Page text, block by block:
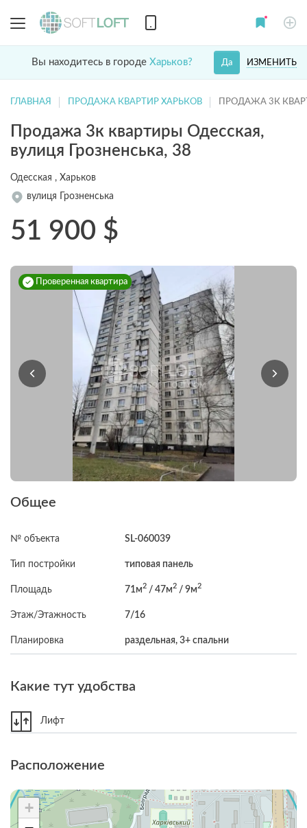
Вы находитесь в городе Харьков? ИЗМЕНИТЬ
Да
ГЛАВНАЯ ПРОДАЖА КВАРТИР ХАРЬКОВ ПРОДАЖА 3К
Продажа 3к квартиры Одесская,
вулиця Грозненська, 38
Одесская , Харьков
вулиця Грозненська
51 900 $
Проверенная квартира
Общее
№ объекта SL-060039
Тип постройки типовая панель
Площадь 71м2 / 47м2 / 9м2
Этаж/Этажность 7/16
Планировка раздельная, 3+ спальни
Какие тут удобства
Лифт
Расположение
+